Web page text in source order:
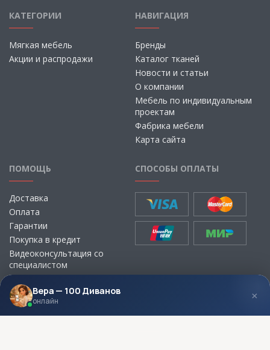
КАТЕГОРИИ
Мягкая мебель
Акции и распродажи
НАВИГАЦИЯ
Бренды
Каталог тканей
Новости и статьи
О компании
Мебель по индивидуальным
проектам
Фабрика мебели
Карта сайта
ПОМОЩЬ
Доставка
Оплата
Гарантии
Покупка в кредит
Видеоконсультация со
специалистом
Выбор ткани для мебели без
визита в магазин
СПОСОБЫ ОПЛАТЫ
МЫ В СОЦСЕТЯХ КОНТАКТЫ
Вера — 100 Диванов
онлайн ×